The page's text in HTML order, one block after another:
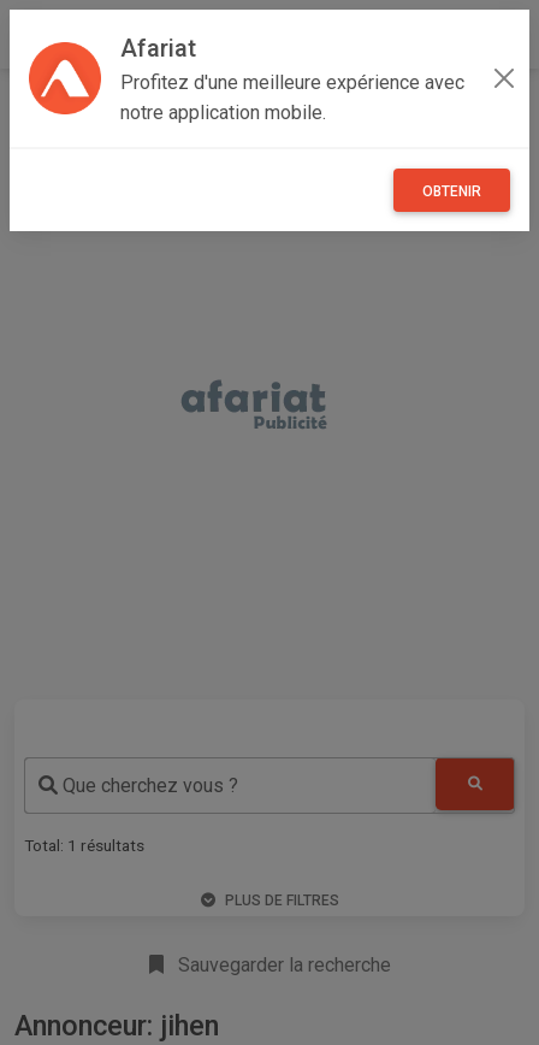
Afariat
Profitez d'une meilleure expérience avec
notre application mobile.
OBTENIR
Accueil Annonceur jihen
Que cherchez vous ?
Total: 1 résultats
PLUS DE FILTRES
Sauvegarder la recherche
Annonceur: jihen